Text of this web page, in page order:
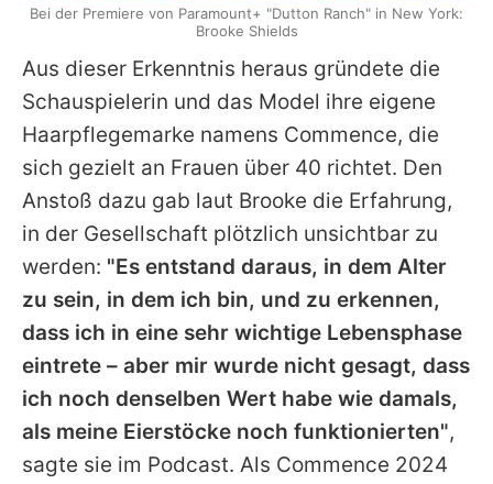
Aus dieser Erkenntnis heraus gründete die
Schauspielerin und das Model ihre eigene
Haarpflegemarke namens Commence, die
sich gezielt an Frauen über 40 richtet. Den
Anstoß dazu gab laut Brooke die Erfahrung,
in der Gesellschaft plötzlich unsichtbar zu
werden: "Es entstand daraus, in dem Alter
zu sein, in dem ich bin, und zu erkennen,
dass ich in eine sehr wichtige Lebensphase
eintrete – aber mir wurde nicht gesagt, dass
ich noch denselben Wert habe wie damals,
als meine Eierstöcke noch funktionierten",
sagte sie im Podcast. Als Commence 2024
Bei der Premiere von Paramount+ "Dutton Ranch" in New York:
Brooke Shields